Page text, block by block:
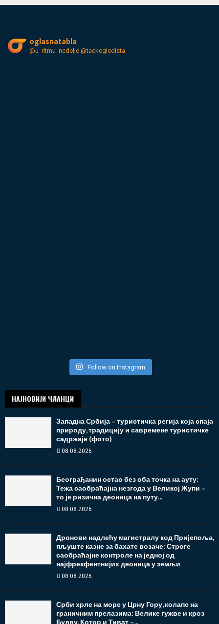
oglasnatabla
@u_ritmu_nedelje @tackegledista
Follow on Instagram
НАЈНОВИЈИ ЧЛАНЦИ
Западна Србија – туристичка регија која спаја
природу, традицију и савремене туристичке
садржаје (фото)
08.08.2026
Београђанин остао без оба точка на ауту:
Тежа саобраћајна незгода у Великој Жупи –
то је ризична деоница на путу...
08.08.2026
Дронови надлећу магистралу код Пријепоља,
пљуште казне за бахате возаче: Строге
саобраћајне контроле на једној од
најфрекфентнијих деоница у земљи
08.08.2026
Срби хрле на море у Црну Гору, колапс на
граничним прелазима: Велике гужве и кроз